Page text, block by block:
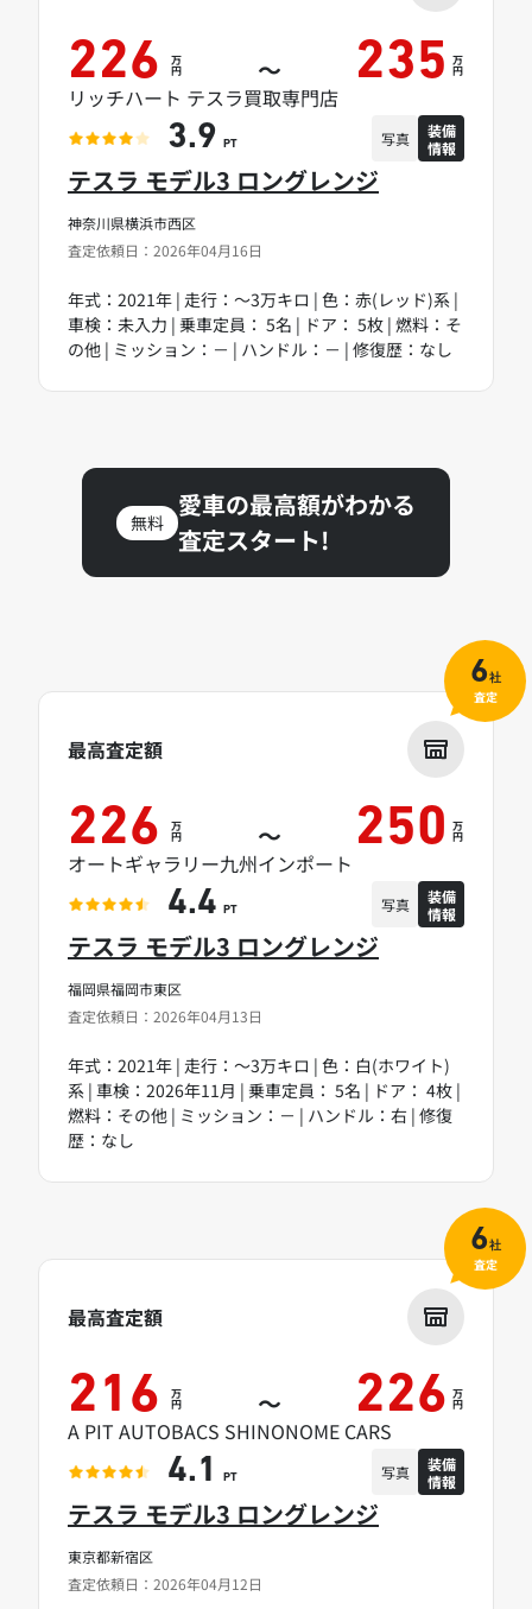
神奈川県横浜市西区
査定依頼日：2026年04月16日
テスラ モデル3 ロングレンジ
年式：2021年 | 走行：～3万キロ | 色：赤(レッド)系 |
車検：未入力 | 乗車定員： 5名 | ドア： 5枚 | 燃料：そ
の他 | ミッション：－ | ハンドル：－ | 修復歴：なし
226 万
円 ～ 235 万
円
リッチハート テスラ買取専門店
3.9 PT 写真
装備
情報
無料
愛車の最高額がわかる
査定スタート!
福岡県福岡市東区
査定依頼日：2026年04月13日
テスラ モデル3 ロングレンジ
年式：2021年 | 走行：～3万キロ | 色：白(ホワイト)
系 | 車検：2026年11月 | 乗車定員： 5名 | ドア： 4枚 |
燃料：その他 | ミッション：－ | ハンドル：右 | 修復
歴：なし
最高査定額
226 万
円 ～ 250 万
円
オートギャラリー九州インポート
4.4 PT 写真
装備
情報
6社
査定
東京都新宿区
査定依頼日：2026年04月12日
テスラ モデル3 ロングレンジ
最高査定額
216 万
円 ～ 226 万
円
A PIT AUTOBACS SHINONOME CARS
4.1 PT 写真
装備
情報
6社
査定